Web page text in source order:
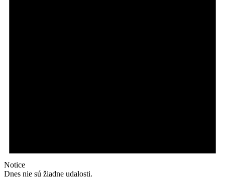
Notice
Dnes nie sú žiadne udalosti.